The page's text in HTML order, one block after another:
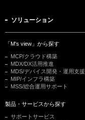
ソリューション
「M's view」から探す
MCP/クラウド構築
MDX/DX活用推進
MDS/デバイス開発・運用支援
MIP/インフラ構築
MSS/総合運用サポート
製品・サービスから探す
サポートサービス